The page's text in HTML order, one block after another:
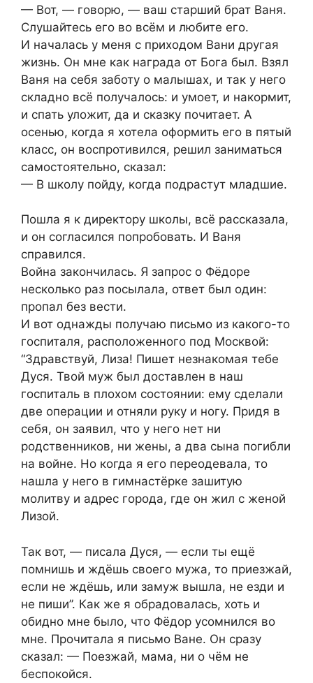
— Вот, — говорю, — ваш старший брат Ваня.
Слушайтесь его во всём и любите его.
И началась у меня с приходом Вани другая
жизнь. Он мне как награда от Бога был. Взял
Ваня на себя заботу о малышах, и так у него
складно всё получалось: и умоет, и накормит,
и спать уложит, да и сказку почитает. А
осенью, когда я хотела оформить его в пятый
класс, он воспротивился, решил заниматься
самостоятельно, сказал:
— В школу пойду, когда подрастут младшие.
Пошла я к директору школы, всё рассказала,
и он согласился попробовать. И Ваня
справился.
Война закончилась. Я запрос о Фёдоре
несколько раз посылала, ответ был один:
пропал без вести.
И вот однажды получаю письмо из какого-то
госпиталя, расположенного под Москвой:
“Здравствуй, Лиза! Пишет незнакомая тебе
Дуся. Твой муж был доставлен в наш
госпиталь в плохом состоянии: ему сделали
две операции и отняли руку и ногу. Придя в
себя, он заявил, что у него нет ни
родственников, ни жены, а два сына погибли
на войне. Но когда я его переодевала, то
нашла у него в гимнастёрке зашитую
молитву и адрес города, где он жил с женой
Лизой.
Так вот, — писала Дуся, — если ты ещё
помнишь и ждёшь своего мужа, то приезжай,
если не ждёшь, или замуж вышла, не езди и
не пиши”. Как же я обрадовалась, хоть и
обидно мне было, что Фёдор усомнился во
мне. Прочитала я письмо Ване. Он сразу
сказал: — Поезжай, мама, ни о чём не
беспокойся.